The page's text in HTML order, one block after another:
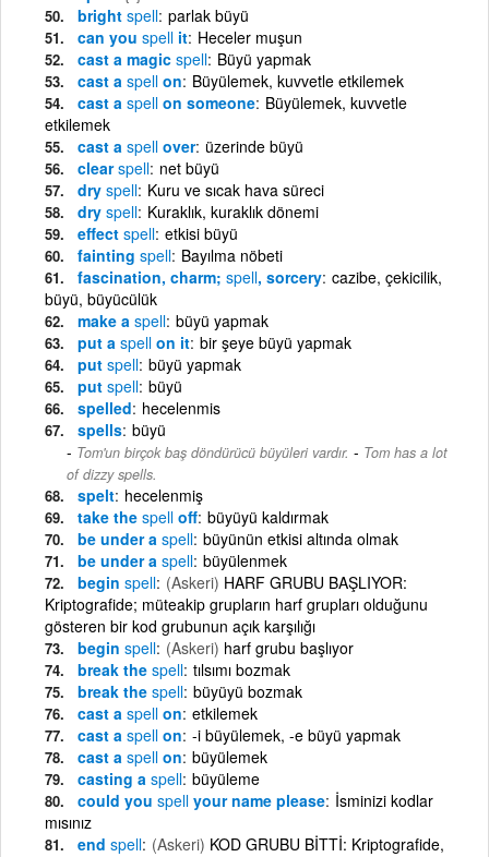
bright spell parlak büyü
can you spell it Heceler muşun
cast a magic spell Büyü yapmak
cast a spell on Büyülemek, kuvvetle etkilemek
cast a spell on someone Büyülemek, kuvvetle
etkilemek
cast a spell over üzerinde büyü
clearspell net büyü
dry spell Kuru ve sıcak hava süreci
dry spell Kuraklık, kuraklık dönemi
effect spell etkisi büyü
fainting spell Bayılma nöbeti
fascination, charm; spell, sorcery cazibe, çekicilik,
büyü, büyücülük
make a spell büyü yapmak
put a spell on it bir şeye büyü yapmak
put spell büyü yapmak
put spell büyü
spelled hecelenmis
spells büyü
Tom'un birçok baş döndürücü büyüleri vardır. - Tom has a lot
of dizzy spells.
spelt hecelenmiş
take the spell off büyüyü kaldırmak
be under a spell büyünün etkisi altında olmak
be under a spell büyülenmek
begin spell (Askeri) HARF GRUBU BAŞLIYOR:
Kriptografide; müteakip grupların harf grupları olduğunu
gösteren bir kod grubunun açık karşılığı
begin spell (Askeri) harf grubu başlıyor
break the spell tılsımı bozmak
break the spell büyüyü bozmak
cast a spell on etkilemek
cast a spell on -i büyülemek, -e büyü yapmak
cast a spell on büyülemek
casting a spell büyüleme
could you spell your name please İsminizi kodlar
mısınız
end spell (Askeri) KOD GRUBU BİTTİ: Kriptografide,